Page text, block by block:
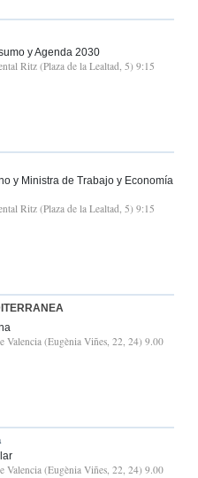
y Agenda 2030
Ritz (Plaza de la Lealtad, 5) 9:15
y Ministra de Trabajo y Economía
Ritz (Plaza de la Lealtad, 5) 9:15
Valencia (Eugènia Viñes, 22, 24) 9.00
Valencia (Eugènia Viñes, 22, 24) 9.00